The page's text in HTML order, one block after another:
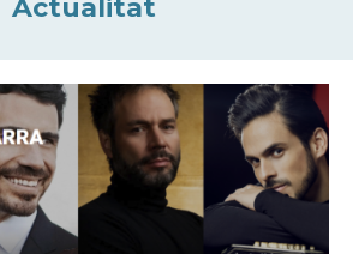
Actualitat